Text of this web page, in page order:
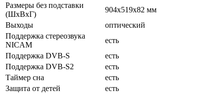
Размеры без подставки
(ШxВxГ)
904x519x82 мм
Выходы
оптический
Поддержка стереозвука
NICAM
есть
Поддержка DVB-S
есть
Поддержка DVB-S2
есть
Таймер сна
есть
Защита от детей
есть